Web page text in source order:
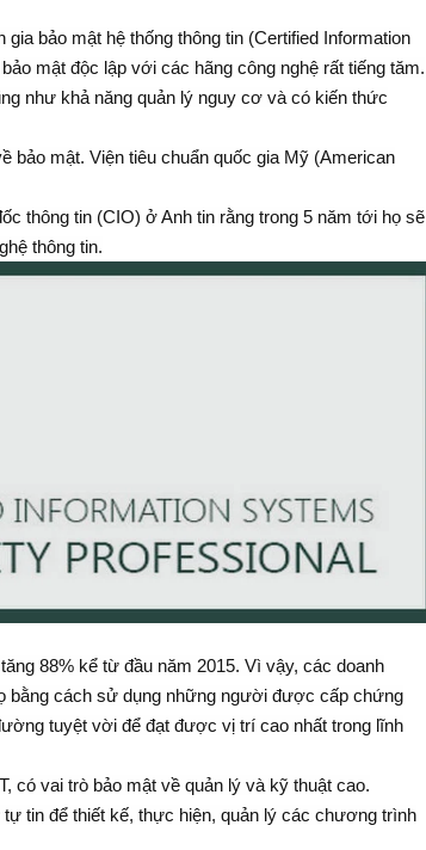
bảo mật hệ thống thông tin (Certified Information
mật độc lập với các hãng công nghệ rất tiếng tăm.
như khả năng quản lý nguy cơ và có kiến thức
bảo mật. Viện tiêu chuẩn quốc gia Mỹ (American
thông tin (CIO) ở Anh tin rằng trong 5 năm tới họ sẽ
thông tin.
88% kể từ đầu năm 2015. Vì vậy, các doanh
bằng cách sử dụng những người được cấp chứng
tuyệt vời để đạt được vị trí cao nhất trong lĩnh
có vai trò bảo mật về quản lý và kỹ thuật cao.
tin để thiết kế, thực hiện, quản lý các chương trình